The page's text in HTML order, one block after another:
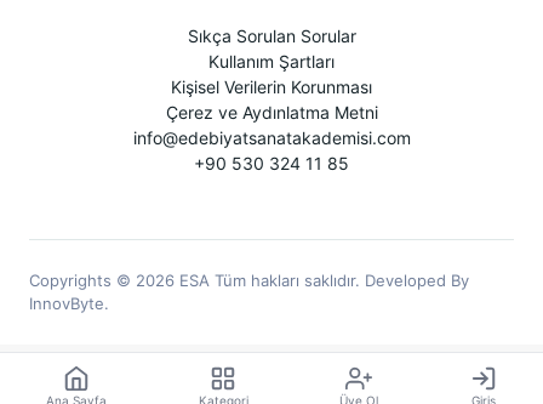
Sıkça Sorulan Sorular
Kullanım Şartları
Kişisel Verilerin Korunması
Çerez ve Aydınlatma Metni
info@edebiyatsanatakademisi.com
+90 530 324 11 85
Copyrights © 2026 ESA Tüm hakları saklıdır. Developed By
InnovByte.
Ana Sayfa Kategori Üye Ol Giriş